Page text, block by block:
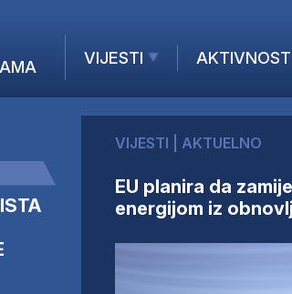
VIJESTI
AKTUELNO
KOMPANIJE
FINANSIJE
IZ STRANIH MEDIJA
VIJESTI AKTUELNO
EU planira da
energijom iz